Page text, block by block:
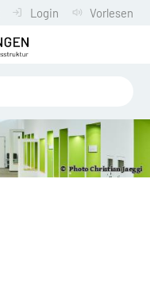
Login Vorlesen